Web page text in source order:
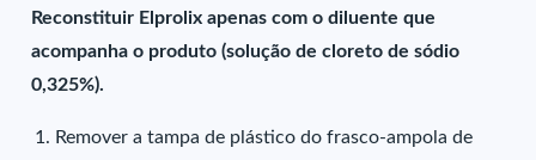
Reconstituir Elprolix apenas com o diluente que
acompanha o produto (solução de cloreto de sódio
0,325%).
Remover a tampa de plástico do frasco-ampola de